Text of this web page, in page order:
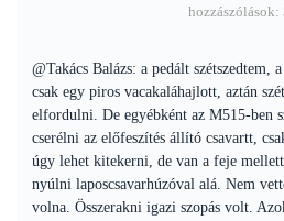
hozzászólások:
@Takács Balázs: a pedált szétszedtem,
csak egy piros vacakaláhajlott, aztán
elfordulni. De egyébként az M515-ben
cserélni az előfeszítés állító csavartt,
úgy lehet kitekerni, de van a feje
nyúlni laposcsavarhúzóval alá. Nem
volna. Összerakni igazi szopás volt.